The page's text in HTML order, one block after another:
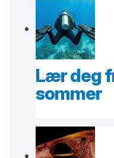
Lær deg
sommer